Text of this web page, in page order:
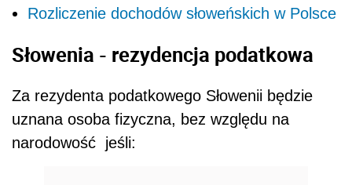
Rozliczenie dochodów słoweńskich w Polsce
Słowenia - rezydencja podatkowa
Za rezydenta podatkowego Słowenii będzie
uznana osoba fizyczna, bez względu na
narodowość jeśli: